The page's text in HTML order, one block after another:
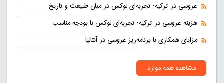
عروسی در ترکیه؛ تجربه‌ای لوکس در میان طبیعت و تاریخ
هزینه عروسی در ترکیه؛ تجربه‌ای لوکس با بودجه مناسب
مزایای همکاری با برنامه‌ریز عروسی در آنتالیا
مشاهده همه موارد